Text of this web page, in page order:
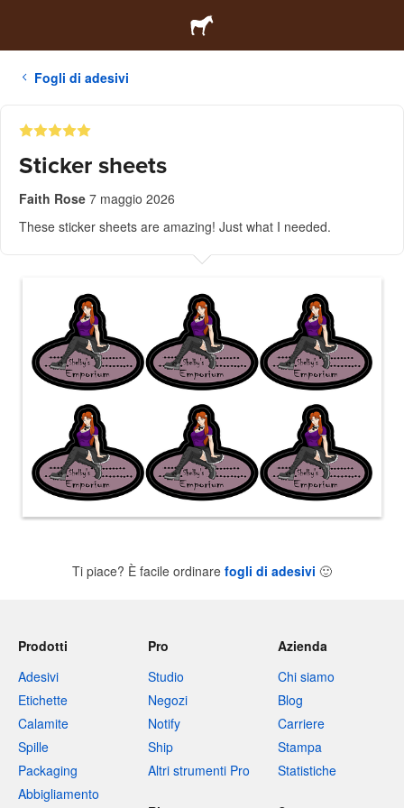
Fogli di adesivi
Sticker sheets
Faith Rose 7 maggio 2026
These sticker sheets are amazing! Just what I needed.
Ti piace? È facile ordinare fogli di adesivi 🙂
Prodotti
Adesivi
Etichette
Calamite
Spille
Packaging
Abbigliamento
Pro
Studio
Negozi
Notify
Ship
Altri strumenti Pro
Azienda
Chi siamo
Blog
Carriere
Stampa
Statistiche